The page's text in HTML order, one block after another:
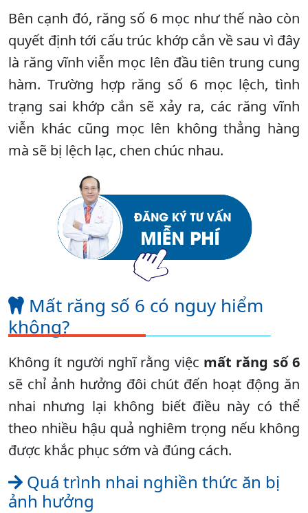
Bên cạnh đó, răng số 6 mọc như thế nào còn
quyết định tới cấu trúc khớp cắn về sau vì đây
là răng vĩnh viễn mọc lên đầu tiên trung cung
hàm. Trường hợp răng số 6 mọc lệch, tình
trạng sai khớp cắn sẽ xảy ra, các răng vĩnh
viễn khác cũng mọc lên không thẳng hàng
mà sẽ bị lệch lạc, chen chúc nhau.
Mất răng số 6 có nguy hiểm
không?
Không ít người nghĩ rằng việc mất răng số 6
sẽ chỉ ảnh hưởng đôi chút đến hoạt động ăn
nhai nhưng lại không biết điều này có thể
theo nhiều hậu quả nghiêm trọng nếu không
được khắc phục sớm và đúng cách.
Quá trình nhai nghiền thức ăn bị
ảnh hưởng